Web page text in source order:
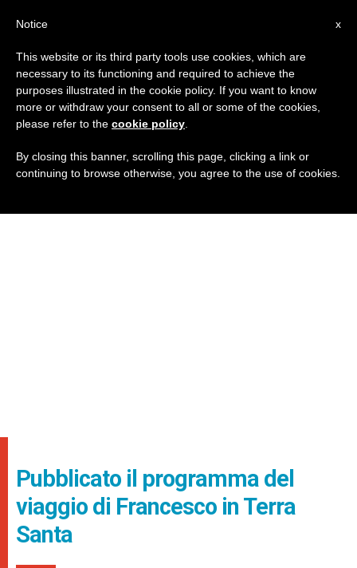
Pubblicato il programma del
viaggio di Francesco in Terra
Santa
x
Notice
This website or its third party tools use cookies, which are
necessary to its functioning and required to achieve the
purposes illustrated in the cookie policy. If you want to know
more or withdraw your consent to all or some of the cookies,
please refer to the cookie policy
By closing this banner, scrolling this page, clicking a link or
continuing to browse otherwise, you agree to the use of cookies.